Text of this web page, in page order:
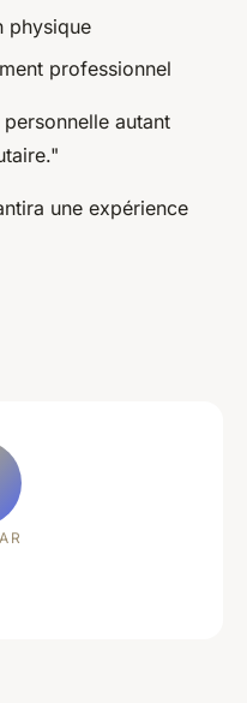
physique
professionnel
autant
une expérience